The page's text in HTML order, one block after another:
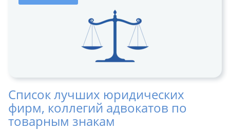
Список лучших юридических
фирм, коллегий адвокатов по
товарным знакам